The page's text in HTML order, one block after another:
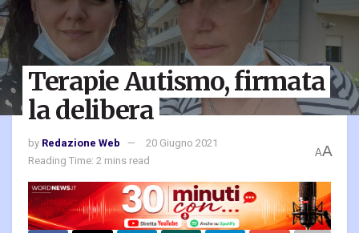
Terapie Autismo, firmata
la delibera
by Redazione Web
20 Giugno 2021
Reading Time: 2 mins read
AA